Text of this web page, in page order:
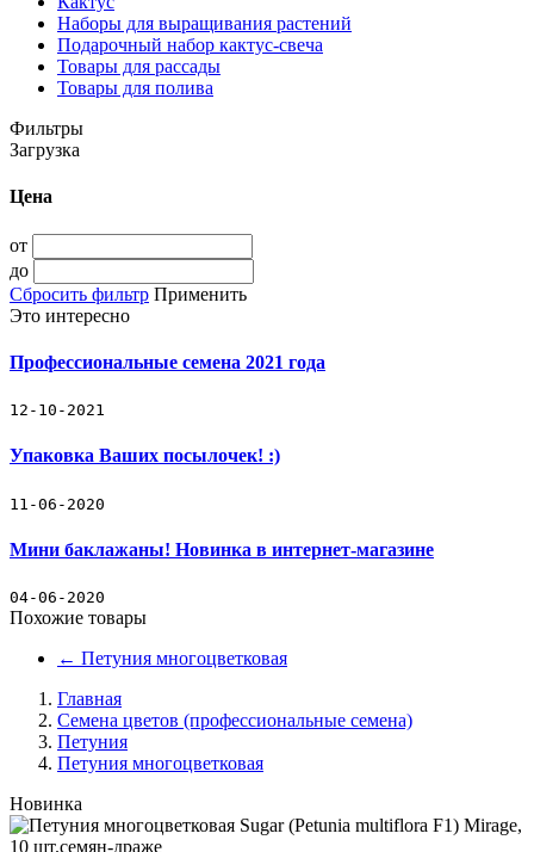
Наборы для выращивания растений
Подарочный набор кактус-свеча
Товары для рассады
Товары для полива
Фильтры
Загрузка
Цена
от
до
Сбросить фильтр Применить
Это интересно
Профессиональные семена 2021 года
12-10-2021
Упаковка Ваших посылочек! :)
11-06-2020
Мини баклажаны! Новинка в интернет-магазине
04-06-2020
Похожие товары
← Петуния многоцветковая
Главная
Семена цветов (профессиональные семена)
Петуния
Петуния многоцветковая
Новинка